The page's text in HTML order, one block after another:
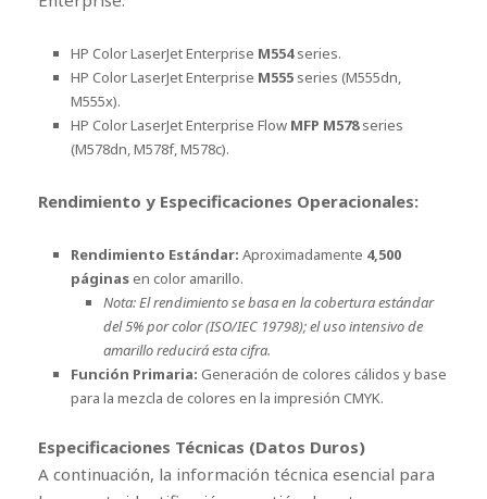
HP Color LaserJet Enterprise M554series.
HP Color LaserJet Enterprise M555 series (M555dn,
M555x).
HP Color LaserJet Enterprise Flow MFP M578series
(M578dn, M578f, M578c).
Rendimiento y Especificaciones Operacionales:
Rendimiento Estándar: Aproximadamente 4,500
páginasen color amarillo.
Nota: El rendimiento se basa en la cobertura estándar
del 5% por color (ISO/IEC 19798); el uso intensivo de
amarillo reducirá esta cifra.
Función Primaria: Generación de colores cálidos y base
para la mezcla de colores en la impresión CMYK.
Especificaciones Técnicas (Datos Duros)
A continuación, la información técnica esencial para